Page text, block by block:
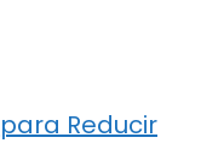
Reducir